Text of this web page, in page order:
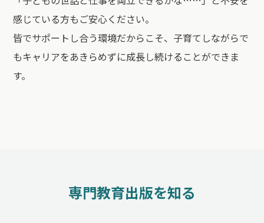
感じている方もご安心ください。
皆でサポートし合う環境だからこそ、子育てしながらで
もキャリアをあきらめずに成長し続けることができま
す。
専門教育出版を知る